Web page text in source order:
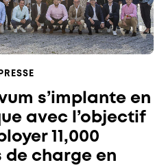
s’implante en
avec l’objectif
11,000
de charge en